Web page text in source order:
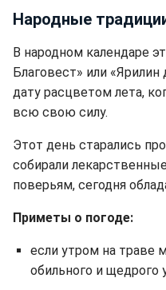
Народные
В народном календаре
Благовест» или
дату расцветом лета,
всю свою силу.
Этот день старались
собирали
поверьям, сегодня
Приметы о погоде:
если утром на траве
обильного и щедрого